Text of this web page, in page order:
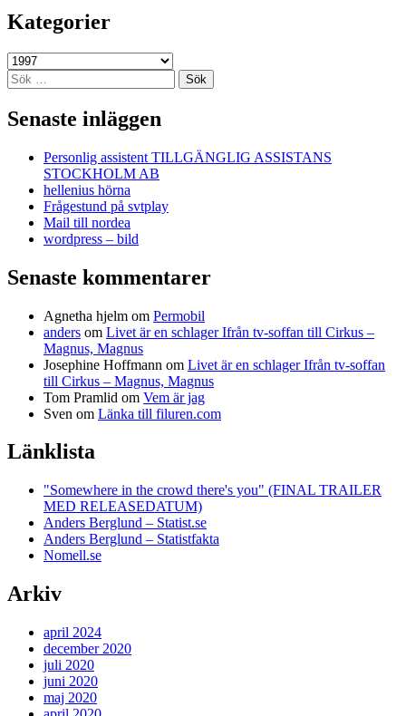
Kategorier
Kategorier
Sök
efter:
Senaste inläggen
Personlig assistent TILLGÄNGLIG ASSISTANS
STOCKHOLM AB
hellenius hörna
Frågestund på svtplay
Mail till nordea
wordpress – bild
Senaste kommentarer
Agnetha hjelm om Permobil
anders om Livet är en schlager Ifrån tv-soffan till Cirkus –
Magnus, Magnus
Josephine Hoffmann om Livet är en schlager Ifrån tv-soffan
till Cirkus – Magnus, Magnus
Tom Pramlid om Vem är jag
Sven om Länka till filuren.com
Länklista
"Somewhere in the crowd there's you" (FINAL TRAILER
MED RELEASEDATUM)
Anders Berglund – Statist.se
Anders Berglund – Statistfakta
Nomell.se
Arkiv
april 2024
december 2020
juli 2020
juni 2020
maj 2020